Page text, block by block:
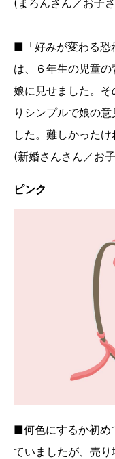
■「好みが変わる恐
は、６年生の児童
娘に見せました。
りシンプルで娘の
した。難しかったけ
(新婚さんさん／お
ピンク
■何色にするか初め
ていましたが、売